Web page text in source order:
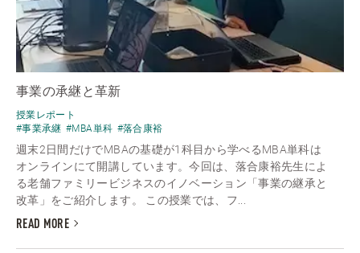
事業の承継と革新
授業レポート
#事業承継 #MBA単科 #落合康裕
週末2日間だけでMBAの基礎が1科目から学べるMBA単科は
オンラインにて開講しています。今回は、落合康裕先生によ
る老舗ファミリービジネスのイノベーション「事業の継承と
改革」をご紹介します。 この授業では、フ...
READ MORE